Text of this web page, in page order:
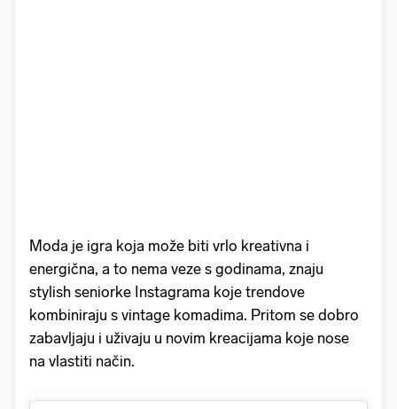
Moda je igra koja može biti vrlo kreativna i
energična, a to nema veze s godinama, znaju
stylish seniorke Instagrama koje trendove
kombiniraju s vintage komadima. Pritom se dobro
zabavljaju i uživaju u novim kreacijama koje nose
na vlastiti način.